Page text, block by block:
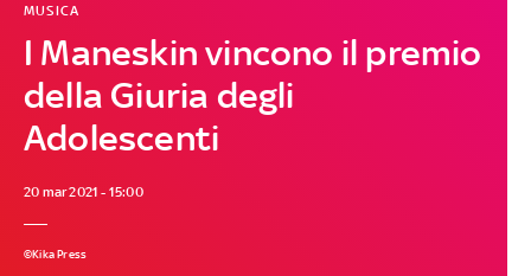
I Maneskin vincono il premio
della Giuria degli
Adolescenti
MUSICA
20 mar 2021 - 15:00
©Kika Press